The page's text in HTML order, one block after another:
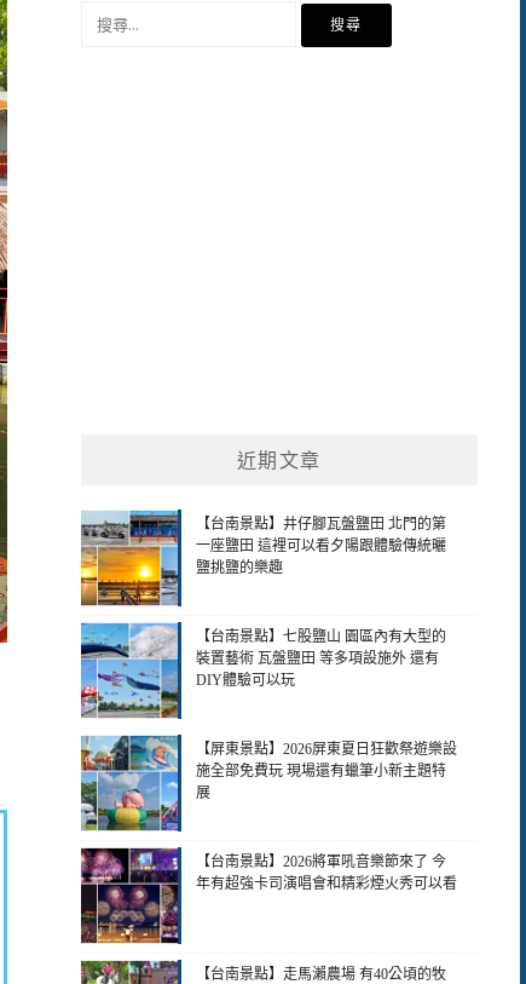
近期文章
【台南景點】井仔腳瓦盤鹽田 北門的第
一座鹽田 這裡可以看夕陽跟體驗傳統曬
鹽挑鹽的樂趣
【台南景點】七股鹽山 園區內有大型的
裝置藝術 瓦盤鹽田 等多項設施外 還有
DIY體驗可以玩
【屏東景點】2026屏東夏日狂歡祭遊樂設
施全部免費玩 現場還有蠟筆小新主題特
展
【台南景點】2026將軍吼音樂節來了 今
年有超強卡司演唱會和精彩煙火秀可以看
【台南景點】走馬瀨農場 有40公頃的牧